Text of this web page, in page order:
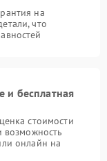
на
что
и бесплатная
стоимости
возможность
онлайн на